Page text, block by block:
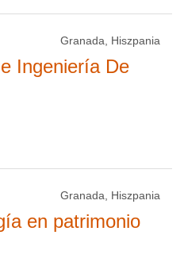
Granada, Hiszpania
Ingeniería De
Granada, Hiszpania
en patrimonio